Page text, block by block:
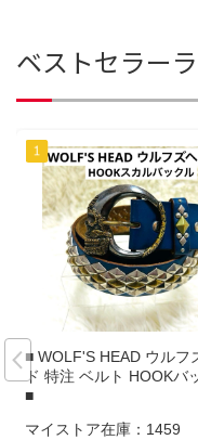
ベストセラー
■ WOLF'S HEAD ウルフ
ド 特注 ベルト HOOKバ
■
マイストア在庫： 1459